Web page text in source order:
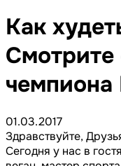
Как
01.03.2017
Здравствуйте,
Сегодня у нас в